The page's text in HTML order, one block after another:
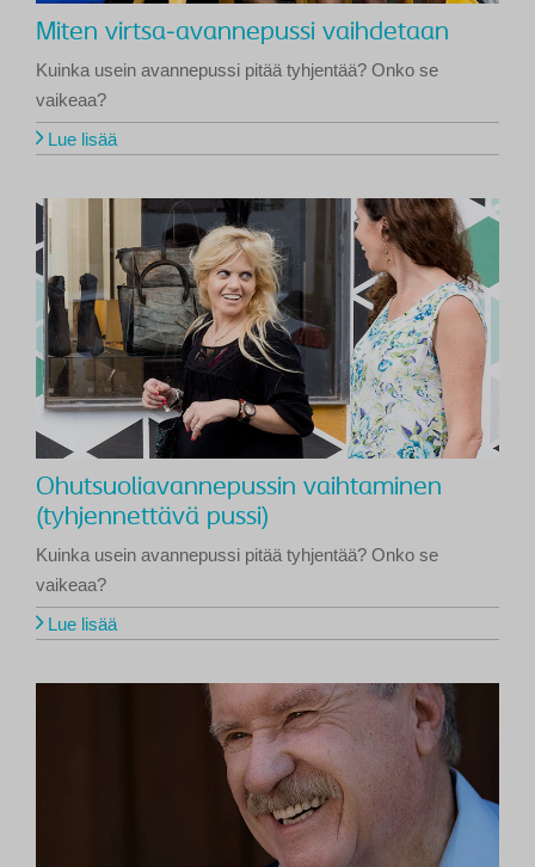
Miten virtsa-avannepussi vaihdetaan
Kuinka usein avannepussi pitää tyhjentää? Onko se
vaikeaa?
Lue lisää
Ohutsuoliavannepussin vaihtaminen
(tyhjennettävä pussi)
Kuinka usein avannepussi pitää tyhjentää? Onko se
vaikeaa?
Lue lisää